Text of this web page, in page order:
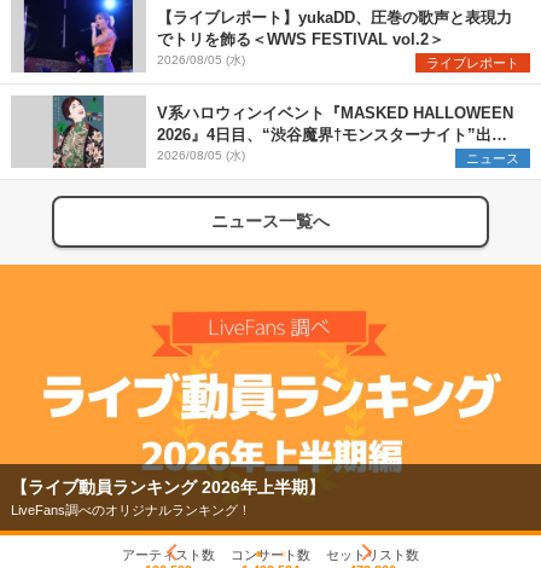
間
【ライブレポート】yukaDD、圧巻の歌声と表現力
でトリを飾る＜WWS FESTIVAL vol.2＞
2026/08/05 (水) ライブレポート
V系ハロウィンイベント『MASKED HALLOWEEN
2026』4日目、“渋谷魔界†モンスターナイト”出演6
組を発表
2026/08/05 (水) ニュース
ニュース一覧へ
【ライブ動員ランキング 2026年上半期】
LiveFans調べのオリジナルランキング！
アーティスト数
コンサート数
セットリスト数